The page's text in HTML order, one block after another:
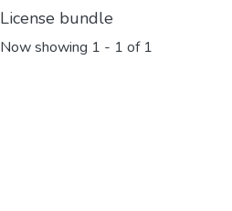
License bundle
Now showing 1 - 1 of 1